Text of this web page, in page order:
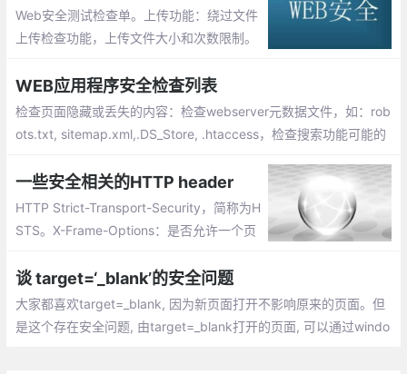
Web安全测试检查单。上传功能：绕过文件
上传检查功能，上传文件大小和次数限制。
密码复杂度是否后台检验，激活链接测试
WEB应用程序安全检查列表
检查页面隐藏或丢失的内容：检查webserver元数据文件，如：rob
ots.txt, sitemap.xml,.DS_Store, .htaccess，检查搜索功能可能的
致
一些安全相关的HTTP header
HTTP Strict-Transport-Security，简称为H
STS。X-Frame-Options：是否允许一个页
现的标记。X-XSS-Protection作用：防范XS
S攻击。
谈 target=‘_blank’的安全问题
大家都喜欢target=_blank, 因为新页面打开不影响原来的页面。但
是这个存在安全问题, 由target=_blank打开的页面, 可以通过windo